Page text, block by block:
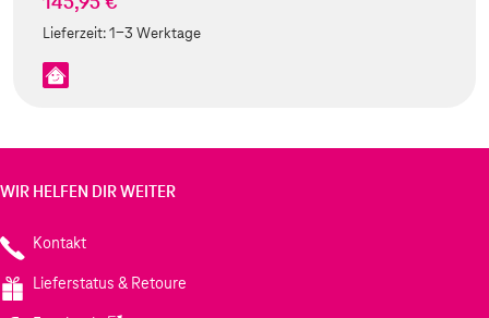
Lieferzeit:1-3 Werktage
WIR HELFEN DIR WEITER
Kontakt
Lieferstatus & Retoure